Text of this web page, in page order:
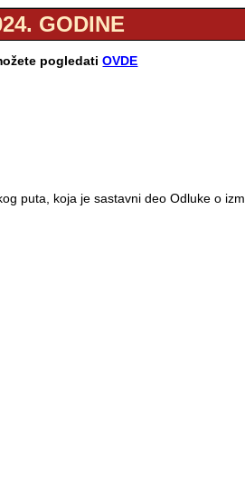
GODINE
pogledatiOVDE
puta, koja je sastavni deo Odluke o